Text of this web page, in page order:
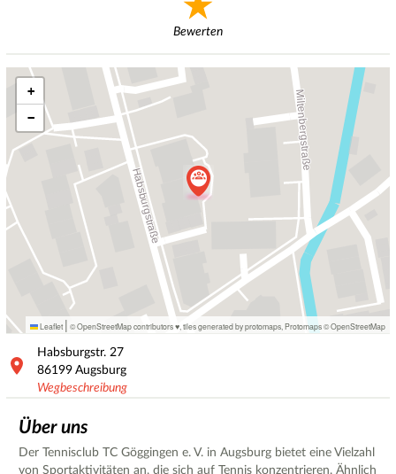
Bewerten
+
−
Leaflet | © OpenStreetMap contributors ♥, tiles generated by protomaps Protomaps©OpenStreetMap
Habsburgstr. 27
86199 Augsburg
Wegbeschreibung
Über uns
Der Tennisclub TC Göggingen e. V. in Augsburg bietet eine Vielzahl
von Sportaktivitäten an, die sich auf Tennis konzentrieren. Ähnlich